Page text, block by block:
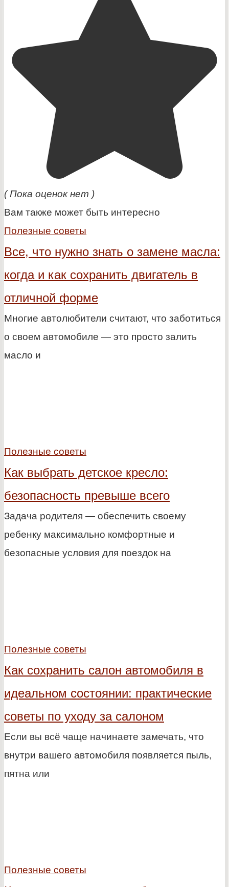
( Пока оценок нет )
Вам также может быть интересно
Полезные советы
Все, что нужно знать о замене масла:
когда и как сохранить двигатель в
отличной форме
Многие автолюбители считают, что заботиться
о своем автомобиле — это просто залить
масло и
Полезные советы
Как выбрать детское кресло:
безопасность превыше всего
Задача родителя — обеспечить своему
ребенку максимально комфортные и
безопасные условия для поездок на
Полезные советы
Как сохранить салон автомобиля в
идеальном состоянии: практические
советы по уходу за салоном
Если вы всё чаще начинаете замечать, что
внутри вашего автомобиля появляется пыль,
пятна или
Полезные советы